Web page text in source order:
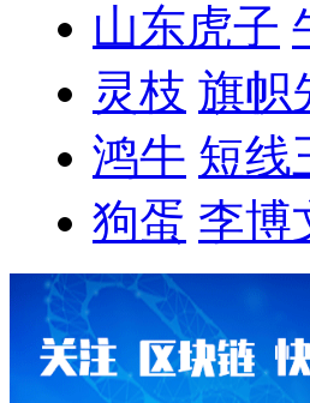
山东虎子
灵枝 旗帜
鸿牛 短线
狗蛋 李博